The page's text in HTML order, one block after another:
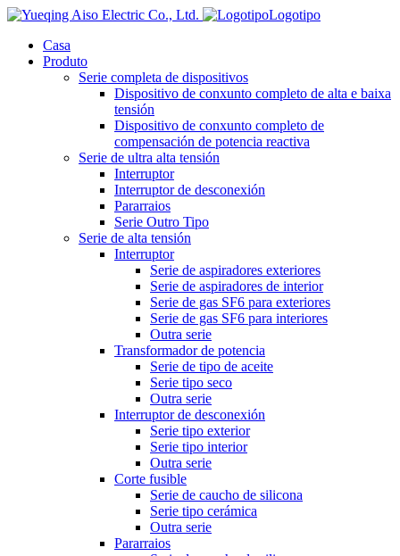
Logotipo
Casa
Produto
Serie completa de dispositivos
Dispositivo de conxunto completo de alta e baixa
tensión
Dispositivo de conxunto completo de
compensación de potencia reactiva
Serie de ultra alta tensión
Interruptor
Interruptor de desconexión
Pararraios
Serie Outro Tipo
Serie de alta tensión
Interruptor
Serie de aspiradores exteriores
Serie de aspiradores de interior
Serie de gas SF6 para exteriores
Serie de gas SF6 para interiores
Outra serie
Transformador de potencia
Serie de tipo de aceite
Serie tipo seco
Outra serie
Interruptor de desconexión
Serie tipo exterior
Serie tipo interior
Outra serie
Corte fusible
Serie de caucho de silicona
Serie tipo cerámica
Outra serie
Pararraios